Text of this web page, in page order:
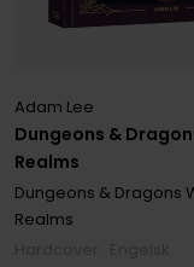
Dungeons &
Realms
Adam Lee
Dungeons & Dragons
Realms